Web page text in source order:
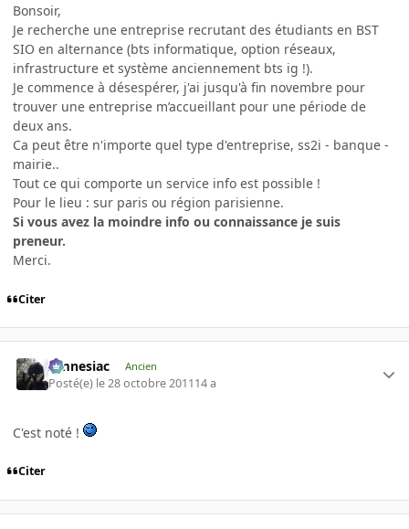
Bonsoir,
Je recherche une entreprise recrutant des étudiants en BST
SIO en alternance (bts informatique, option réseaux,
infrastructure et système anciennement bts ig !).
Je commence à désespérer, j'ai jusqu'à fin novembre pour
trouver une entreprise m’accueillant pour une période de
deux ans.
Ca peut être n'importe quel type d'entreprise, ss2i - banque -
mairie..
Tout ce qui comporte un service info est possible !
Pour le lieu : sur paris ou région parisienne.
Si vous avez la moindre info ou connaissance je suis
preneur.
Merci.
Citer
Amnesiac Ancien
Posté(e) le 28 octobre 201114 a
C'est noté !
Citer